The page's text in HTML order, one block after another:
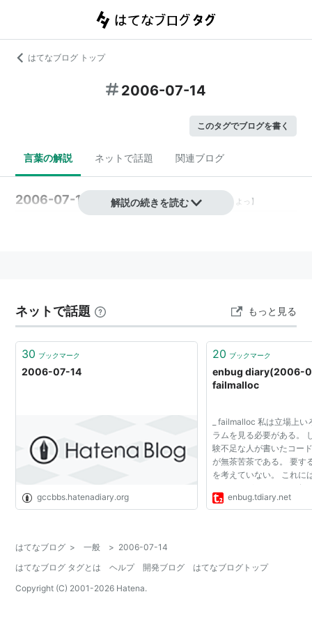
はてなブログ トップ
2006-07-14
このタグでブログを書く
言葉の解説 ネットで話題 関連ブログ
2006-07-14 一般) 【にせんろくねんしちがつじゅうよっ 】
解説の続きを読む
ネットで話題 もっと見る
30 ブックマーク
2006-07-14
gccbbs.hatenadiary.org
20 ブックマーク
enbug diary(2006-
failmalloc
_ failmalloc 私は立場上
ラムを見る必要がある。
験不足な人が書いたコー
が無茶苦茶である。 要す
を考えていない。 これに
せられるが、 そもそも
みた。 失敗するのを見る
enbug.tdiary.net
はてなブログ > 一般 > 2006-07-14
はてなブログ タグとは
ヘルプ 開発ブログ
はてなブログトップ
Copyright (C) 2001-2026 Hatena.